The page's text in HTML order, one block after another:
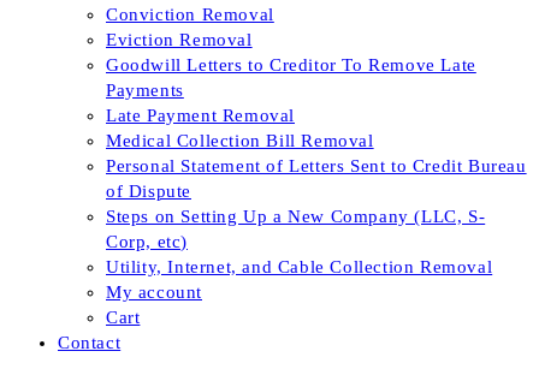
Conviction Removal
Eviction Removal
Goodwill Letters to Creditor To Remove Late
Payments
Late Payment Removal
Medical Collection Bill Removal
Personal Statement of Letters Sent to Credit Bureau
of Dispute
Steps on Setting Up a New Company (LLC, S-
Corp, etc)
Utility, Internet, and Cable Collection Removal
My account
Cart
Contact